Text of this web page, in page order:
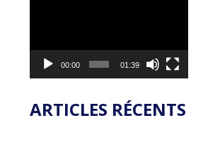
00:00 01:39
ARTICLES RÉCENTS